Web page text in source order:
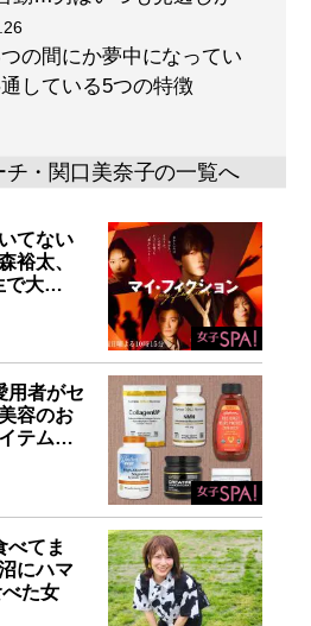
つの間にか夢中になってい
通している5つの特徴
チ・関口美奈子の一覧へ
てない
裕太、
で大…
用者がセ
容のお
テム…
べてま
にハマ
た女